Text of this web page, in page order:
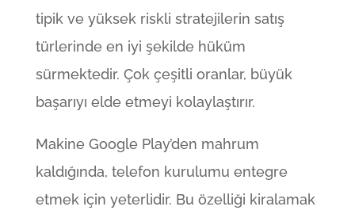
tipik ve yüksek riskli stratejilerin satış
türlerinde en iyi şekilde hüküm
sürmektedir. Çok çeşitli oranlar, büyük
başarıyı elde etmeyi kolaylaştırır.
Makine Google Play’den mahrum
kaldığında, telefon kurulumu entegre
etmek için yeterlidir. Bu özelliği kiralamak